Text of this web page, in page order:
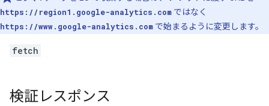
https://region1.google-analytics.com ではなく
https://www.google-analytics.com で始まるように変更します。
fetch
検証レスポンス